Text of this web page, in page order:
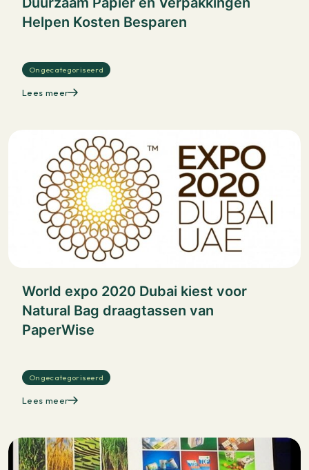
Helpen Kosten Besparen
Ongecategoriseerd
Lees meer
World expo 2020 Dubai kiest voor
Natural Bag draagtassen van
PaperWise
Ongecategoriseerd
Lees meer